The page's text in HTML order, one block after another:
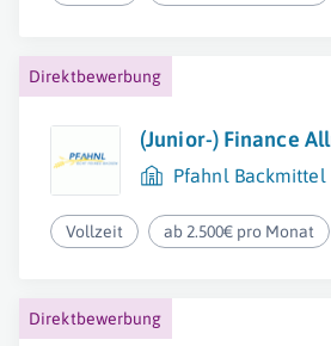
Direktbewerbung
(Junior-) Finance
Pfahnl Backmittel
Vollzeit ab 2.500€ pro Monat
Direktbewerbung